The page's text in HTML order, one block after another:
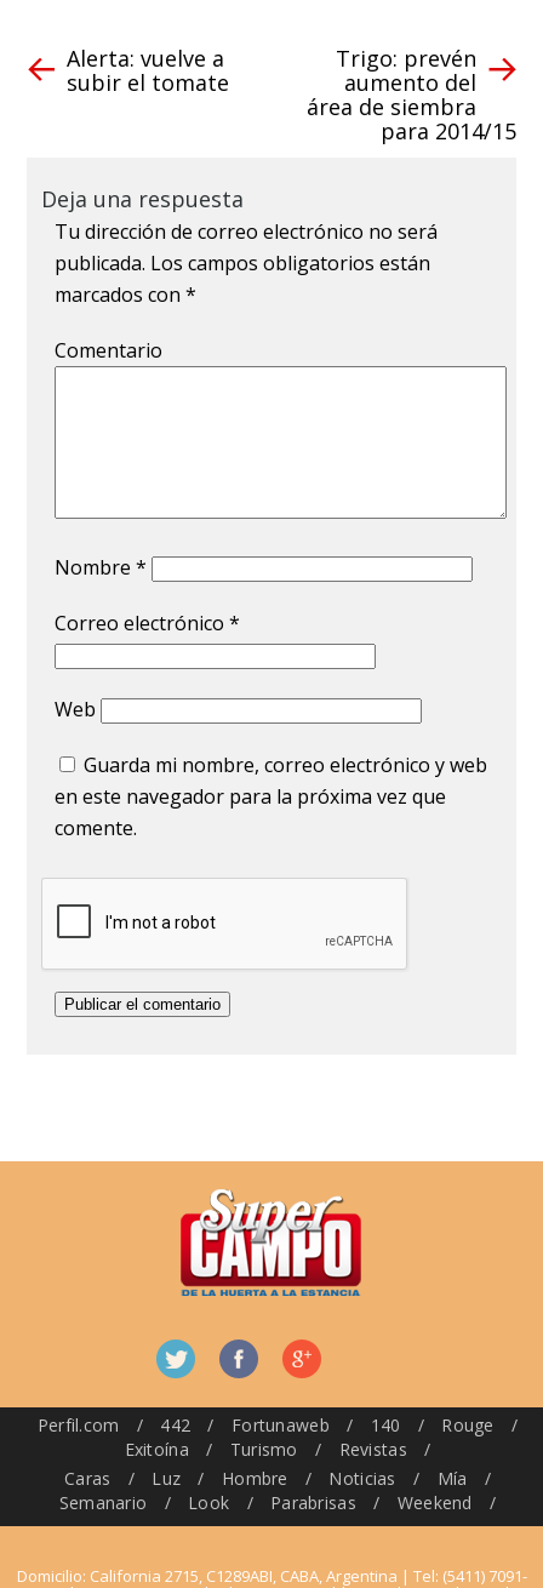
Alerta: vuelve a
subir el tomate
Trigo: prevén
aumento del
área de siembra
para 2014/15
Deja una respuesta
Tu dirección de correo electrónico no será
publicada. Los campos obligatorios están
marcados con*
Comentario
Nombre*
Correo electrónico*
Web
Guarda mi nombre, correo electrónico y web
en este navegador para la próxima vez que
comente.
Perfil.com / 442 / Fortunaweb / 140 / Rouge
/
Exitoína
/ Turismo / Revistas
/
Caras
/ Luz / Hombre / Noticias / Mía
/
Semanario
/ Look / Parabrisas / Weekend /
Domicilio: California 2715, C1289ABI, CABA, Argentina | Tel: (5411) 7091-